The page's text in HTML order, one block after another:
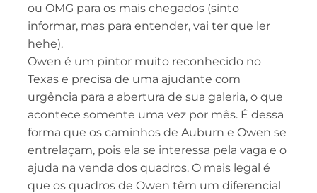
ou OMG para os mais chegados (sinto
informar, mas para entender, vai ter que ler
hehe).
Owen é um pintor muito reconhecido no
Texas e precisa de uma ajudante com
urgência para a abertura de sua galeria, o que
acontece somente uma vez por mês. É dessa
forma que os caminhos de Auburn e Owen se
entrelaçam, pois ela se interessa pela vaga e o
ajuda na venda dos quadros. O mais legal é
que os quadros de Owen têm um diferencial